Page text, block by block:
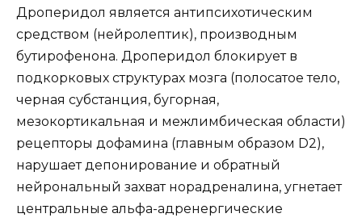
Дроперидол является антипсихотическим
средством (нейролептик), производным
бутирофенона. Дроперидол блокирует в
подкорковых структурах мозга (полосатое тело,
черная субстанция, бугорная,
мезокортикальная и межлимбическая области)
рецепторы дофамина (главным образом D2),
нарушает депонирование и обратный
нейрональный захват норадреналина, угнетает
центральные альфа-адренергические